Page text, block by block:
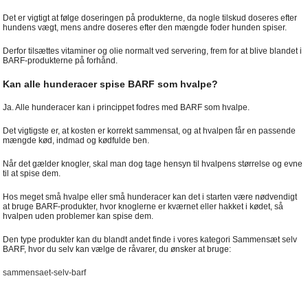
Det er vigtigt at følge doseringen på produkterne, da nogle tilskud doseres efter
hundens vægt, mens andre doseres efter den mængde foder hunden spiser.
Derfor tilsættes vitaminer og olie normalt ved servering, frem for at blive blandet i
BARF-produkterne på forhånd.
Kan alle hunderacer spise BARF som hvalpe?
Ja. Alle hunderacer kan i princippet fodres med BARF som hvalpe.
Det vigtigste er, at kosten er korrekt sammensat, og at hvalpen får en passende
mængde kød, indmad og kødfulde ben.
Når det gælder knogler, skal man dog tage hensyn til hvalpens størrelse og evne
til at spise dem.
Hos meget små hvalpe eller små hunderacer kan det i starten være nødvendigt
at bruge BARF-produkter, hvor knoglerne er kværnet eller hakket i kødet, så
hvalpen uden problemer kan spise dem.
Den type produkter kan du blandt andet finde i vores kategori Sammensæt selv
BARF, hvor du selv kan vælge de råvarer, du ønsker at bruge:
sammensaet-selv-barf